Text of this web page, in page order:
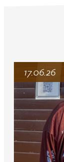
17.06.26